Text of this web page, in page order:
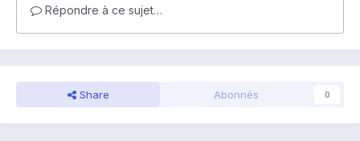
Répondre à ce sujet…
Share Abonnés 0